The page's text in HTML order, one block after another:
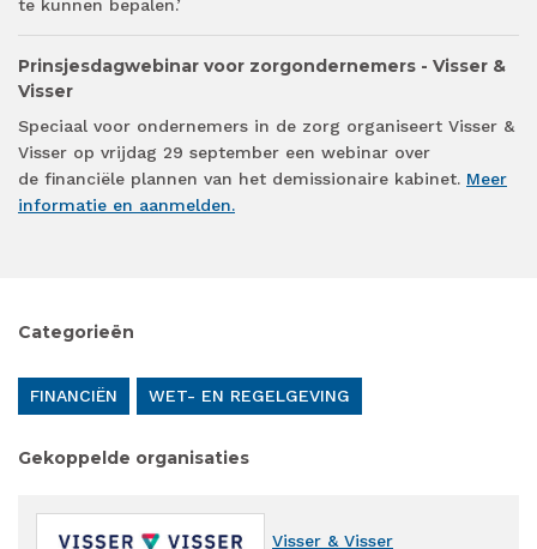
te kunnen bepalen.’
Prinsjesdagwebinar voor zorgondernemers - Visser &
Visser
Speciaal voor ondernemers in de zorg organiseert Visser &
Visser op vrijdag 29 september een webinar over
de financiële plannen van het demissionaire kabinet. Meer
informatie en aanmelden.
Categorieën
FINANCIËN WET- EN REGELGEVING
Gekoppelde organisaties
Visser & Visser